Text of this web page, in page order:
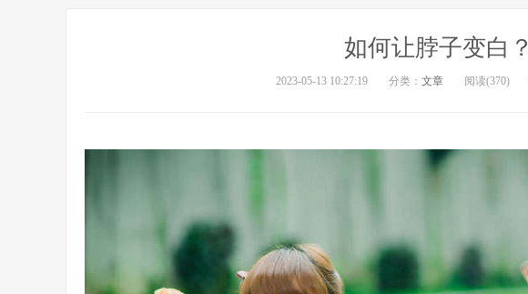
如何让脖子变白？
2023-05-13 10:27:19 分类： 文章 阅读(370)